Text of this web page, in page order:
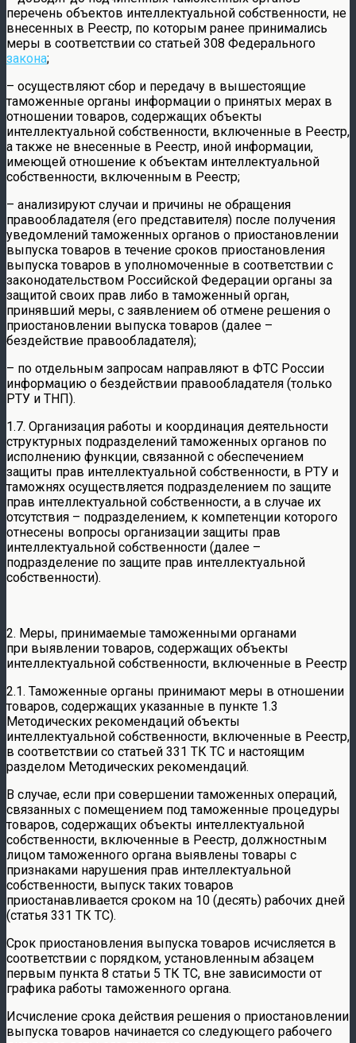
перечень объектов интеллектуальной собственности, не
внесенных в Реестр, по которым ранее принимались
меры в соответствии со статьей 308 Федерального
закона;
– осуществляют сбор и передачу в вышестоящие
таможенные органы информации о принятых мерах в
отношении товаров, содержащих объекты
интеллектуальной собственности, включенные в Реестр,
а также не внесенные в Реестр, иной информации,
имеющей отношение к объектам интеллектуальной
собственности, включенным в Реестр;
– анализируют случаи и причины не обращения
правообладателя (его представителя) после получения
уведомлений таможенных органов о приостановлении
выпуска товаров в течение сроков приостановления
выпуска товаров в уполномоченные в соответствии с
законодательством Российской Федерации органы за
защитой своих прав либо в таможенный орган,
принявший меры, с заявлением об отмене решения о
приостановлении выпуска товаров (далее –
бездействие правообладателя);
– по отдельным запросам направляют в ФТС России
информацию о бездействии правообладателя (только
РТУ и ТНП).
1.7. Организация работы и координация деятельности
структурных подразделений таможенных органов по
исполнению функции, связанной с обеспечением
защиты прав интеллектуальной собственности, в РТУ и
таможнях осуществляется подразделением по защите
прав интеллектуальной собственности, а в случае их
отсутствия – подразделением, к компетенции которого
отнесены вопросы организации защиты прав
интеллектуальной собственности (далее –
подразделение по защите прав интеллектуальной
собственности).
2. Меры, принимаемые таможенными органами
при выявлении товаров, содержащих объекты
интеллектуальной собственности, включенные в Реестр
2.1. Таможенные органы принимают меры в отношении
товаров, содержащих указанные в пункте 1.3
Методических рекомендаций объекты
интеллектуальной собственности, включенные в Реестр,
в соответствии со статьей 331 ТК ТС и настоящим
разделом Методических рекомендаций.
В случае, если при совершении таможенных операций,
связанных с помещением под таможенные процедуры
товаров, содержащих объекты интеллектуальной
собственности, включенные в Реестр, должностным
лицом таможенного органа выявлены товары с
признаками нарушения прав интеллектуальной
собственности, выпуск таких товаров
приостанавливается сроком на 10 (десять) рабочих дней
(статья 331 ТК ТС).
Срок приостановления выпуска товаров исчисляется в
соответствии с порядком, установленным абзацем
первым пункта 8 статьи 5 ТК ТС, вне зависимости от
графика работы таможенного органа.
Исчисление срока действия решения о приостановлении
выпуска товаров начинается со следующего рабочего